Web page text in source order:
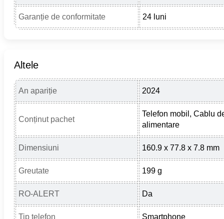
Garanție de conformitate 24 luni
Altele
An apariție 2024
Conținut pachet
Telefon mobil, Cablu
alimentare
Dimensiuni 160.9 x 77.8 x 7.8 mm
Greutate 199 g
RO-ALERT Da
Tip telefon Smartphone